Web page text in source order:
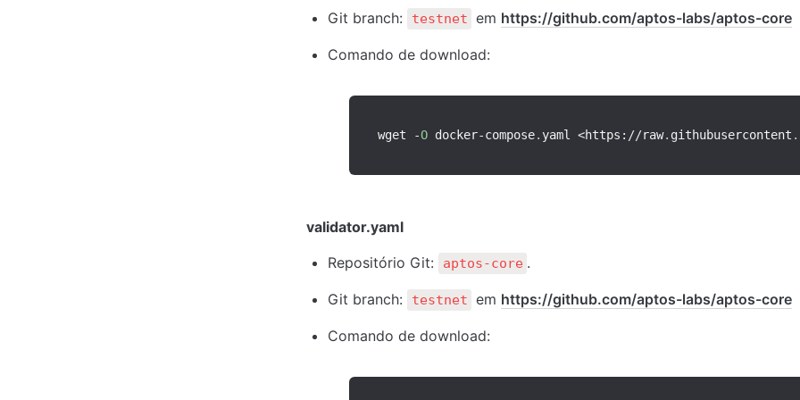
Git branch: testnet em https://github.com/aptos-labs/aptos-core
Comando de download:
wget -O docker-compose. yaml <https : //raw. githubusercontent .
validator.yaml
Repositório Git:
aptos-core .
Git branch: testnet em https://github.com/aptos-labs/aptos-core
Comando de download: